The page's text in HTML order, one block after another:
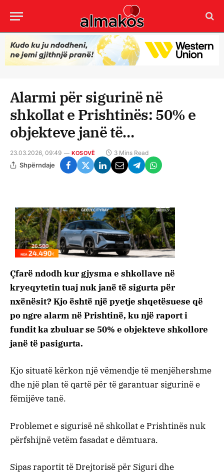
Alarmi për sigurinë në
shkollat e Prishtinës: 50% e
objekteve janë të…
23.03.2026, 09:49 KOSOVË 3 Mins Read
Shpërndaje
Çfarë ndodh kur gjysma e shkollave në
kryeqytetin tuaj nuk janë të sigurta për
nxënësit? Kjo është një pyetje shqetësuese që
po ngre alarm në Prishtinë, ku një raport i
fundit ka zbuluar se 50% e objekteve shkollore
janë të pasigurta.
Kjo situatë kërkon një vëmendje të menjëhershme
dhe një plan të qartë për të garantuar sigurinë e
fëmijëve tanë.
Problemet e sigurisë në shkollat e Prishtinës nuk
përfshijnë vetëm fasadat e dëmtuara.
Sipas raportit të Drejtorisë për Siguri dhe